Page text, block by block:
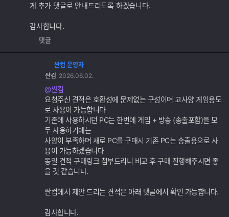
게 추가 댓글로 안내드리도록 하겠습니다.
감사합니다.
댓글
싼컴 운영자
싼컴 2026.06.02.
@싼컴
요청주신 견적은 호환성에 문제없는 구성이며 고사양 게임용도
로 사용이 가능합니다
기존에 사용하시던 PC는 한번에 게임 + 방송 (송출포함)을 모
두 사용하기에는
사양이 부족하며 새로 PC를 구매시 기존 PC는 송출용으로 사
용이 가능하겠습니다
동일 견적 구매링크 첨부드리니 비교 후 구매 진행해주시면 좋
을 것 같습니다.
싼컴에서 제안 드리는 견적은 아래 댓글에서 확인 가능합니다.
감사합니다.